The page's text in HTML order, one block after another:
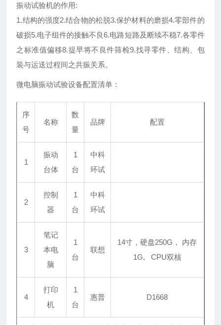
振动试验机的作用:
1.结构的强度2.结合物的松脱3.保护材料的磨损4.零部件的
破损5.电子组件的接触不良6.电路短路及断续不稳7.各零件
之标准值偏移8.提早将不良件筛检9.找寻零件、结构、包
装与运送过程间之共振关系。
微电脑振动试验设备配置清单：
序
号
名称
数
量
品牌 配置
1
振动
台体
1
台
中科
环试
2
控制
器
1
台
中科
环试
3
笔记
本电
脑
1
台
联想
14寸，硬盘250G， 内存
1G, CPU双核
4
打印
机
1
台
惠普 D1668